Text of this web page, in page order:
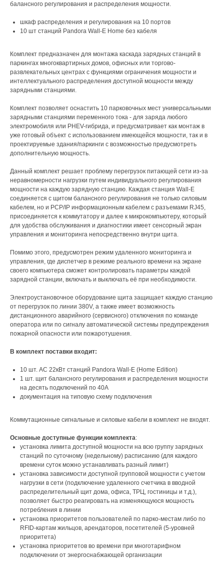
балансного регулирования и распределения мощности.
шкаф распределения и регулирования на 10 портов
10 шт станций Pandora Wall-E Home без кабеля
Комплект предназначен для монтажа каскада зарядных станций в
паркингах многоквартирных домов, офисных или торгово-
развлекательных центрах с функциями ограничения мощности и
интеллектуального распределения доступной мощности между
зарядными станциями.
Комплект позволяет оснастить 10 парковочных мест универсальными
зарядными станциями переменного тока - для заряда любого
электромобиля или PHEV-гибрида, и предусматривает как монтаж в
уже готовый объект с использованием имеющейся мощности, так и в
проектируемые здания/паркинги с возможностью предусмотреть
дополнительную мощность.
Данный комплект решает проблему перегрузок питающей сети из-за
неравномерности нагрузки путем индивидуального регулирования
мощности на каждую зарядную станцию. Каждая станция Wall-E
соединяется с щитом балансного регулирования не только силовым
кабелем, но и PCP/IP информационным кабелем с разъемами RJ45,
присоединяется к коммутатору и далее к микрокомпьютеру, который
для удобства обслуживания и диагностики имеет сенсорный экран
управления и мониторинга непосредственно внутри щита.
Помимо этого, предусмотрен режим удаленного мониторинга и
управления, где диспетчер в режиме реального времени на экране
своего компьютера сможет контролировать параметры каждой
зарядной станции, включать и выключать её при необходимости.
Электроустановочное оборудование щита защищает каждую станцию
от перегрузок по линии 380V, а также имеет возможность
дистанционного аварийного (сервисного) отключения по команде
оператора или по сигналу автоматической системы предупреждения
пожарной опасности или пожаротушения.
В комплект поставки входит:
10 шт. AC 22кВт станций Pandora Wall-E (Home Edition)
1 шт. щит балансного регулирования и распределения мощности
на десять подключений по 40А
документация на типовую схему подключения
Коммутационные сигнальные и силовые кабели в комплект не входят.
Основные доступные функции комплекта:
установка лимита доступной мощности на всю группу зарядных
станций по суточному (недельному) расписанию (для каждого
времени суток можно устанавливать разный лимит)
установка зависимости доступной групповой мощности с учетом
нагрузки в сети (подключение удаленного счетчика в вводной
распределительный щит дома, офиса, ТРЦ, гостиницы и т.д.),
позволяет быстро реагировать на изменяющуюся мощность
потребления в линии
установка приоритетов пользователей по парко-местам либо по
RFID-картам жильцов, арендаторов, посетителей (5-уровней
приоритета)
установка приоритетов во времени при многотарифном
подключении от энергоснабжающей организации